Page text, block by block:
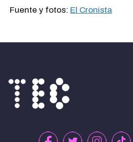
Fuente y fotos: El Cronista